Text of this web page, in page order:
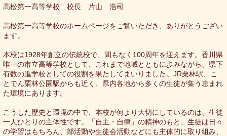
高松第一高等学校 校長 片山 浩司
高松第一高等学校のホームページをご覧いただき、ありがとうござい
ます。
本校は1928年創立の伝統校で、間もなく100周年を迎えます。香川県
唯一の市立高等学校として、これまで地域とともに歩みながら、県下
有数の進学校としての役割を果たしてまいりました。JR栗林駅、こ
とでん栗林公園駅からも近く、県内各地から多くの生徒が集う恵まれ
た環境にあります。
こうした歴史と環境の中で、本校が何より大切にしているのは、生徒
一人ひとりの主体性です。「自主・自律」の精神のもと、生徒は日々
の学習はもちろん、部活動や生徒会活動などにも主体的に取り組み、